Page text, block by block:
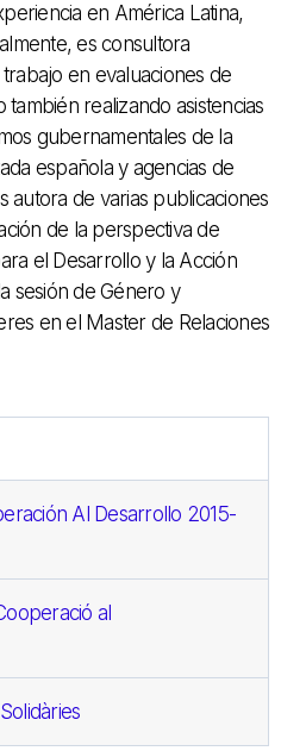
en América Latina,
es consultora
en evaluaciones de
realizando asistencias
gubernamentales de la
española y agencias de
autora de varias publicaciones
de la perspectiva de
el Desarrollo y la Acción
sesión de Género y
en el Master de Relaciones
Al Desarrollo 2015-
al